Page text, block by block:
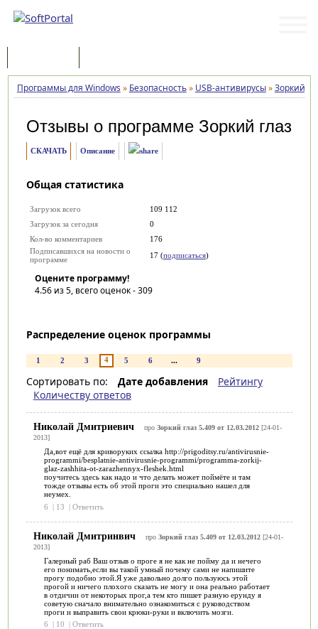
Программы для Windows » Безопасность» USB-антивирусы»Зоркий
Отзывы о программе Зоркий глаз
СКАЧАТЬ Описание
Общая статистика
Загрузок всего
109 112
Загрузок за сегодня
0
Кол-во комментариев
176
Подписавшихся на новости о
программе
17 (подписаться)
Оцените программу!
4.56из 5, всего оценок -309
Распределение оценок программы
1 2 3 4 5 6 ... 9
Сортировать по: Дате добавления
Рейтингу
Количеству ответов
Николай Дмитриевич про Зоркий глаз 5.409 от 12.03.2012[24-01-
2013]
Да,вот ещё для криворуких ссылка http://prigoditsy.ru/antivirusnie-
programmi/besplatnie-antivirusnie-programmi/programma-zorkij-
glaz-zashhita-ot-zarazhennyx-fleshek.html
поучитесь здесь как надо и что делать может поймёте и там
тожде отзывы есть об этой проги это специально нашел для
неумех.
6
| 13 | Ответить
Николай Дмитринвич про Зоркий глаз 5.409 от 12.03.2012[24-01-
2013]
Галерный раб Ваш отзыв о проге я не как не пойму да и нечего
его понимать,если вы такой умный почему сами не напишите
прогу подобно этой.Я уже давольно долго пользуюсь этой
прогой и ничего плохого сказать не могу и она реально работает
в отдичии от некоторых прог,а тем кто пишет разную ерунду я
советую сначало внимательно ознакомиться с руководством
проги и выправить свои крюки-руки и включить мозги.
6
| 10 | Ответить